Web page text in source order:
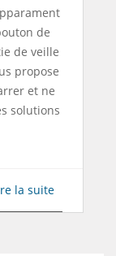
de
de veille
propose
et ne
solutions
la suite